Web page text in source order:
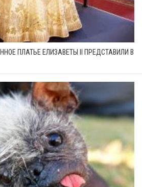
ПЛАТЬЕ ЕЛИЗАВЕТЫ II ПРЕДСТАВИЛИ В